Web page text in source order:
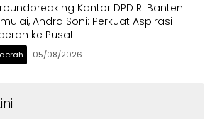
Kantor DPD RI Banten
Andra Soni: Perkuat Aspirasi
ke Pusat
05/08/2026